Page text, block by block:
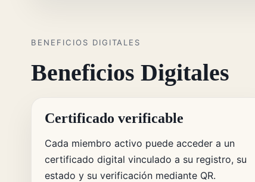
BENEFICIOS DIGITALES
Beneficios Digitales
Certificado verificable
Cada miembro activo puede acceder a un
certificado digital vinculado a su registro, su
estado y su verificación mediante QR.